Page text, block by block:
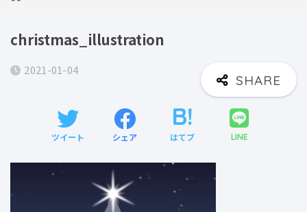
christmas_illustration
2021-01-04
ツイート シェア はてブ LINE